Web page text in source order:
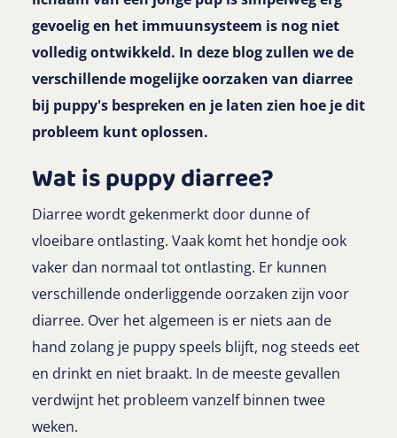
gevoelig en het immuunsysteem is nog niet
volledig ontwikkeld. In deze blog zullen we de
verschillende mogelijke oorzaken van diarree
bij puppy's bespreken en je laten zien hoe je dit
probleem kunt oplossen.
Wat is puppy diarree?
Diarree wordt gekenmerkt door dunne of
vloeibare ontlasting. Vaak komt het hondje ook
vaker dan normaal tot ontlasting. Er kunnen
verschillende onderliggende oorzaken zijn voor
diarree. Over het algemeen is er niets aan de
hand zolang je puppy speels blijft, nog steeds eet
en drinkt en niet braakt. In de meeste gevallen
verdwijnt het probleem vanzelf binnen twee
weken.